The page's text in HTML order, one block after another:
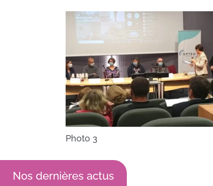
Photo 3
Nos dernières actus